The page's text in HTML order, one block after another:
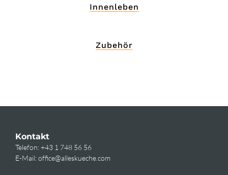
Innenleben
Zubehör
Kontakt
Telefon:+43 1 748 56 56
E-Mail:office@alleskueche.com